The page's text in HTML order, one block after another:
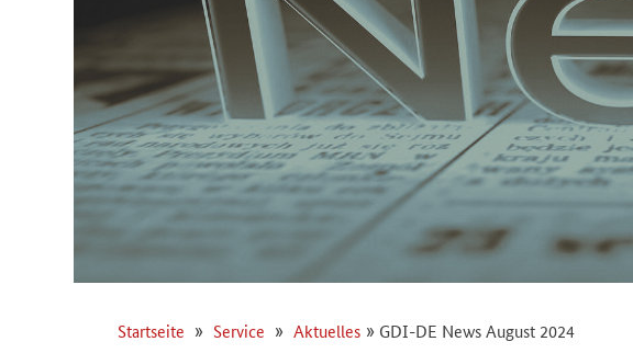
Startseite Service Aktuelles GDI-DE News August 2024